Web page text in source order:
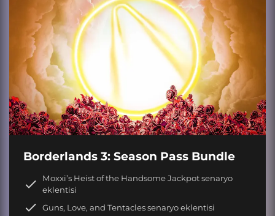
Borderlands 3: Season Pass Bundle
Moxxi’s Heist of the Handsome Jackpot senaryo
eklentisi
Guns, Love, and Tentacles senaryo eklentisi